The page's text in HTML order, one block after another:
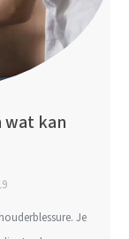
wat kan
Je